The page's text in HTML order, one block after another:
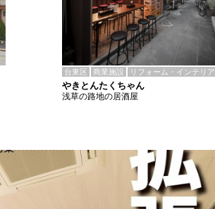
台東区 商業施設 リフォーム・インテリア
やきとんたくちゃん
浅草の路地の居酒屋